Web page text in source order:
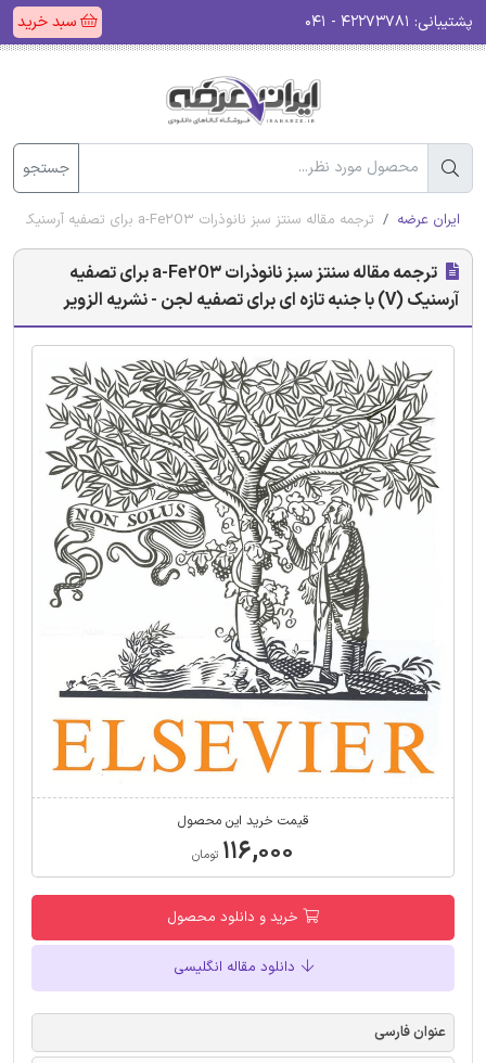
پشتیبانی: سبد خرید
جستجو
ایران عرضه ترجمه مقاله سنتز سبز نانوذرات a-Fe2O3 برای تصفیه آرسنیک (V) با جنبه تازه ای برای تصفیه لجن - نشریه الزویر
ترجمه مقاله سنتز سبز نانوذرات a-Fe2O3 برای تصفیه
آرسنیک (V) با جنبه تازه ای برای تصفیه لجن - نشریه الزویر
قیمت خرید این محصول
۱۱۶,۰۰۰ تومان
خرید و دانلود محصول
دانلود مقاله انگلیسی
عنوان فارسی